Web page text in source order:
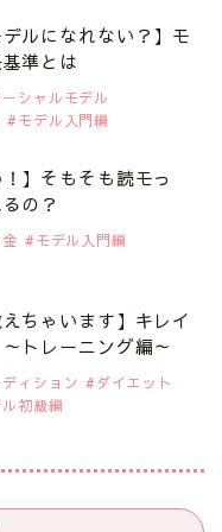
デルになれない？】モ
準とは
ーシャルモデル
モデル入門編
】そもそも読モっ
の？
モデル入門編
えちゃいます】キレイ
トレーニング編～
ィション
ダイエット
初級編